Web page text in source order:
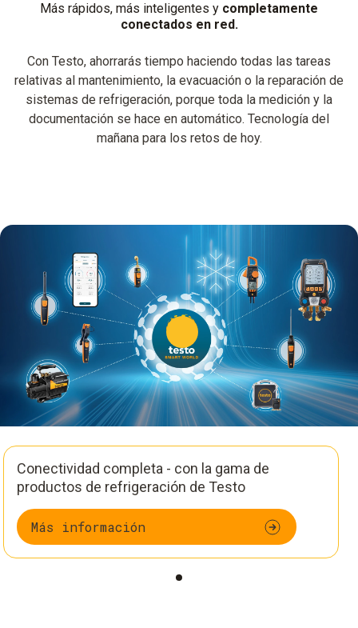
Más rápidos, más inteligentes y completamente
conectados en red.
Con Testo, ahorrarás tiempo haciendo todas las tareas
relativas al mantenimiento, la evacuación o la reparación de
sistemas de refrigeración, porque toda la medición y la
documentación se hace en automático. Tecnología del
mañana para los retos de hoy.
Conectividad completa - con la gama de
productos de refrigeración de Testo
Más información